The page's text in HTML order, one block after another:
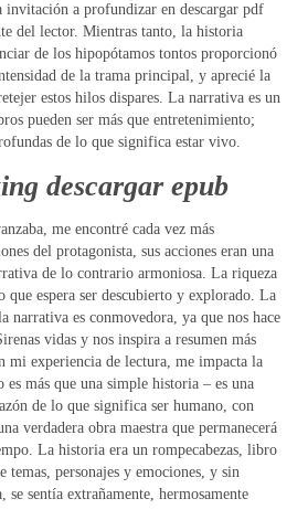
invitación a profundizar en descargar pdf
del lector. Mientras tanto, la historia
de los hipopótamos tontos proporcionó
de la trama principal, y aprecié la
estos hilos dispares. La narrativa es un
pueden ser más que entretenimiento;
de lo que significa estar vivo.
descargar epub
me encontré cada vez más
del protagonista, sus acciones eran una
de lo contrario armoniosa. La riqueza
que espera ser descubierto y explorado. La
narrativa es conmovedora, ya que nos hace
vidas y nos inspira a resumen más
mi experiencia de lectura, me impacta la
más que una simple historia – es una
de lo que significa ser humano, con
verdadera obra maestra que permanecerá
La historia era un rompecabezas, libro
temas, personajes y emociones, y sin
se sentía extrañamente, hermosamente